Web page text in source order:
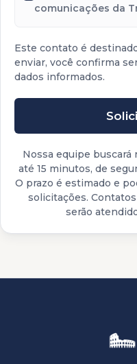
comunicações da
Este contato é
enviar, você confirma
dados informados.
Nossa equipe
até 15 minutos, de
O prazo é estimado e
solicitações.
serão